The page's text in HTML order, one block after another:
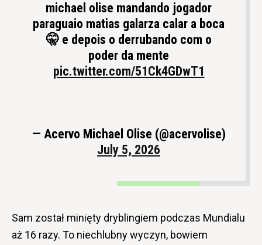
michael olise mandando jogador
paraguaio matias galarza calar a boca
🤫 e depois o derrubando com o
poder da mente
pic.twitter.com/51Ck4GDwT1
— Acervo Michael Olise (@acervolise)
July 5, 2026
Sam został minięty dryblingiem podczas Mundialu
aż 16 razy. To niechlubny wyczyn, bowiem